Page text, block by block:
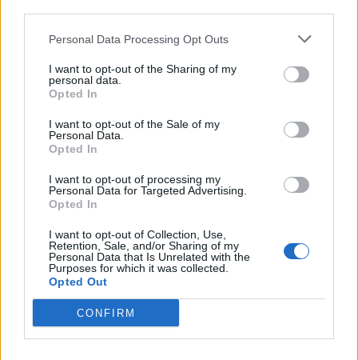
Personal Data Processing Opt Outs
I want to opt-out of the Sharing of my
personal data.
Opted In
I want to opt-out of the Sale of my
Personal Data.
Opted In
I want to opt-out of processing my
Personal Data for Targeted Advertising.
Opted In
I want to opt-out of Collection, Use,
Retention, Sale, and/or Sharing of my
Personal Data that Is Unrelated with the
Purposes for which it was collected.
Opted Out
CONFIRM
jovens ao mundo do trabalho